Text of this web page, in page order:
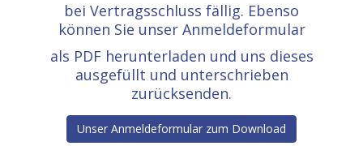
bei Vertragsschluss fällig. Ebenso
können Sie unser Anmeldeformular
als PDF herunterladen und uns dieses
ausgefüllt und unterschrieben
zurücksenden.
Unser Anmeldeformular zum Download